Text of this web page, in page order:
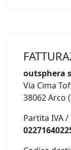
outsphera
Via Cima
38062 Arco
Partita IVA /